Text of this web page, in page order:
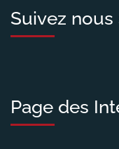
Suivez
Page des